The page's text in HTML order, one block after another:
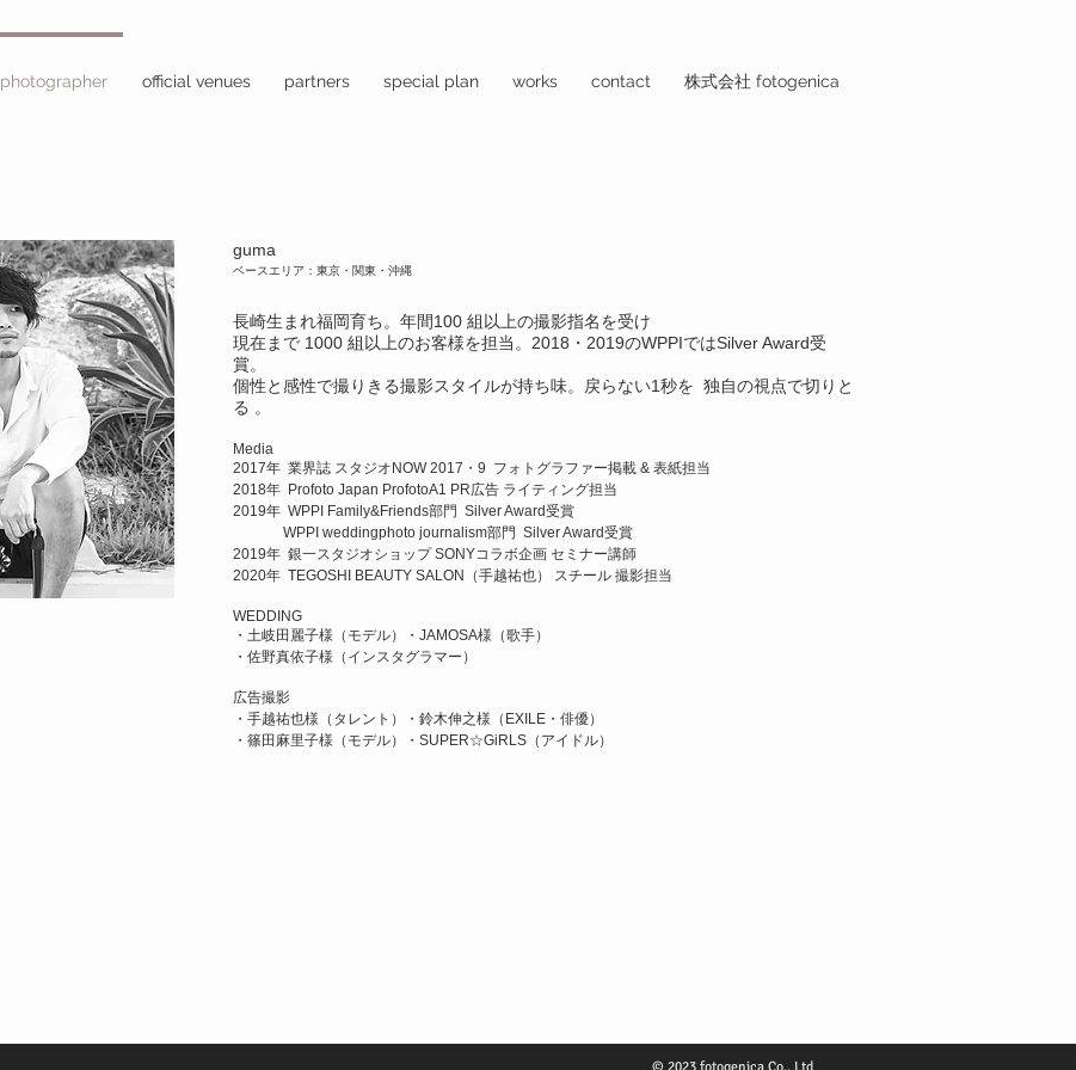
photographer official venues partners special plan works contact 株式会社 fotogenica
guma
ベースエリア：東京・ ​関東・ 沖縄
長崎生まれ福岡育ち。年間100 組以上の撮影指名を受け
現在まで 1000 組以上のお客様を担当。2018・2019のWPPIではSilver Award受
賞。
個性と感性で撮りきる撮影スタイルが持ち味。戻らない1秒を 独自の視点で切りと
る 。
Media
2017年 業界誌 スタジオNOW 2017・9 フォトグラファー掲載 & 表紙担当
2018年 Profoto Japan ProfotoA1 PR広告 ライティング担当
2019年 WPPI Family&Friends部門 Silver Award受賞
WPPI weddingphoto journalism部門 Silver Award受賞
2019年 銀一スタジオショップ SONYコラボ企画 セミナー講師
2020年 TEGOSHI BEAUTY SALON（手越祐也） スチール 撮影担当
WEDDING
・土岐田麗子様（モデル）・JAMOSA様（歌手）
・佐野真依子様（インスタグラマー）
広告撮影
・手越祐也様（タレント）・鈴木伸之様（EXILE・俳優）
・篠田麻里子様（モデル）・SUPER☆GiRLS（アイドル）